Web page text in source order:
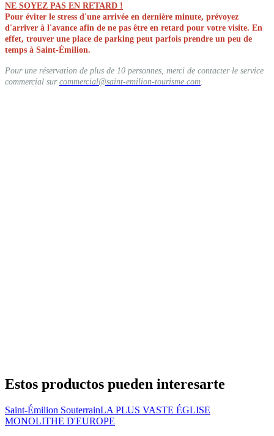
NE SOYEZ PAS EN RETARD !
Pour éviter le stress d'une arrivée en dernière minute, prévoyez
d'arriver à l'avance afin de ne pas être en retard pour votre visite. En
effet, trouver une place de parking peut parfois prendre un peu de
temps à Saint-Émilion.
Pour une réservation de plus de 10 personnes, merci de contacter le service
commercial sur commercial@saint-emilion-tourisme.com.
Estos productos pueden interesarte
Saint-Émilion SouterrainLA PLUS VASTE ÉGLISE
MONOLITHE D'EUROPE